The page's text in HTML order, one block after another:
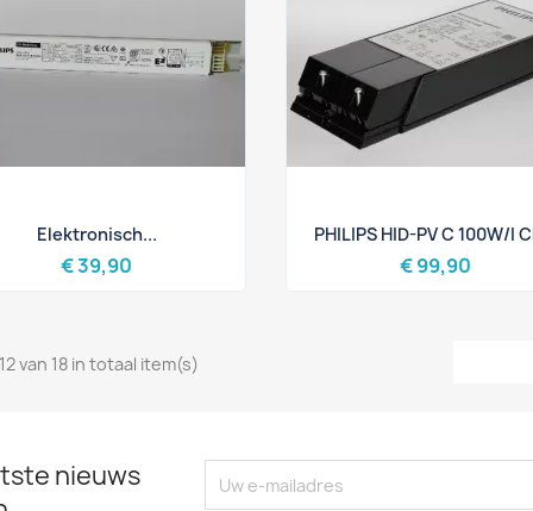
Snel bekijken
Elektronisch...
€ 39,90
Snel bekijken
PHILIPS HID-PV C 100W/I
€ 99,90
van 18 in totaal item(s)
nieuws